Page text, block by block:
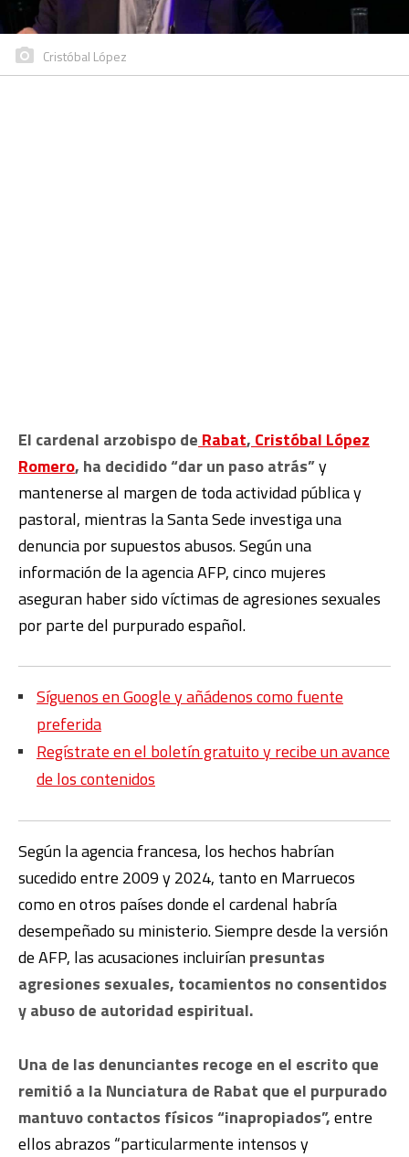
Cristóbal López
El cardenal arzobispo de Rabat, Cristóbal López
Romero, ha decidido “dar un paso atrás”y
mantenerse al margen de toda actividad pública y
pastoral, mientras la Santa Sede investiga una
denuncia por supuestos abusos. Según una
información de la agencia AFP, cinco mujeres
aseguran haber sido víctimas de agresiones sexuales
por parte del purpurado español.
Síguenos en Google y añádenos como fuente
preferida
Regístrate en el boletín gratuito y recibe un avance
de los contenidos
Según la agencia francesa, los hechos habrían
sucedido entre 2009 y 2024, tanto en Marruecos
como en otros países donde el cardenal habría
desempeñado su ministerio. Siempre desde la versión
de AFP, las acusaciones incluiríanpresuntas
agresiones sexuales, tocamientos no consentidos
y abuso de autoridad espiritual.
Una de las denunciantes recoge en el escrito que
remitió a la Nunciatura de Rabat que el purpurado
mantuvo contactos físicos “inapropiados”,entre
ellos abrazos “particularmente intensos y